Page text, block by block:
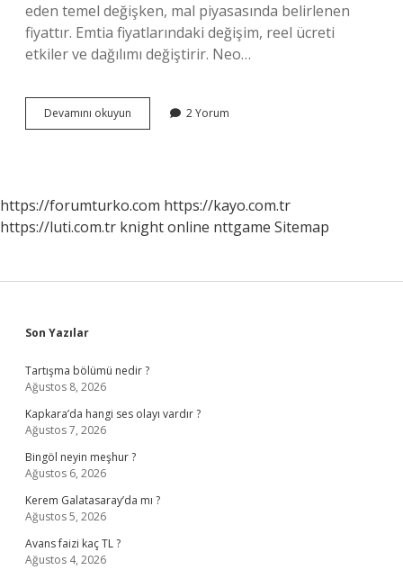
eden temel değişken, mal piyasasında belirlenen
fiyattır. Emtia fiyatlarındaki değişim, reel ücreti
etkiler ve dağılımı değiştirir. Neo…
Devamını okuyun Neoklasik
Paradigma
2 Yorum
https://forumturko.com https://kayo.com.tr
https://luti.com.tr knight online nttgame Sitemap
Sidebar
Son Yazılar
Tartışma bölümü nedir ?
Ağustos 8, 2026
Kapkara’da hangi ses olayı vardır ?
Ağustos 7, 2026
Bingöl neyin meşhur ?
Ağustos 6, 2026
Kerem Galatasaray’da mı ?
Ağustos 5, 2026
Avans faizi kaç TL ?
Ağustos 4, 2026